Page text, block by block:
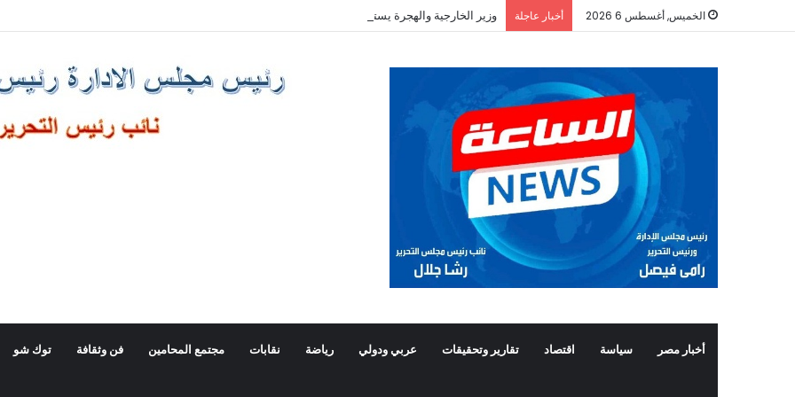
الخميس, أغسطس 6 2026 أخبار عاجلة وزير الخارجية والهجرة يستقبل وزير خارجية لبنان
أخبار مصر سياسة اقتصاد تقارير وتحقيقات عربي ودولي رياضة نقابات مجتمع المحامين فن وثقافة توك شو